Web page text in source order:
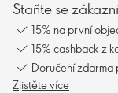
Staňte se
15% na první
15% cashback z
Doručení zdarma
Zjistěte více